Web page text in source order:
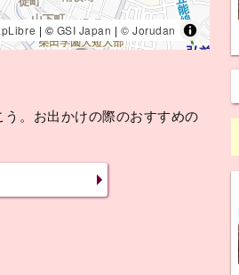
| © GSI Japan |© Jorudan
。お出かけの際のおすすめの